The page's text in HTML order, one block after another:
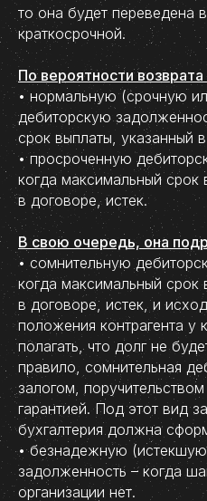
то она будет переведена
краткосрочной.
По вероятности
• нормальную (срочную
дебиторскую
срок выплаты, указанный
• просроченную
когда максимальный срок
в договоре, истек.
В свою очередь, она
• сомнительную
когда максимальный срок
в договоре, истек, и
положения контрагента у
полагать, что долг не
правило, сомнительная
залогом,
гарантией. Под этот вид
бухгалтерия должна
• безнадежную
задолженность – когда
организации нет.